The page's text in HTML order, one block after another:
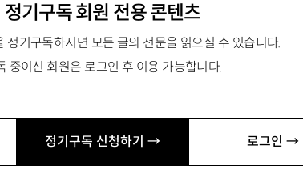
정기구독 회원 전용 콘텐츠
정기구독하시면 모든 글의 전문을 읽으실 수 있습니다.
중이신 회원은 로그인 후 이용 가능합니다.
정기구독 신청하기 → 로그인 →
구교수. 역서로 『미시마 유키오 對 동경대 전공투